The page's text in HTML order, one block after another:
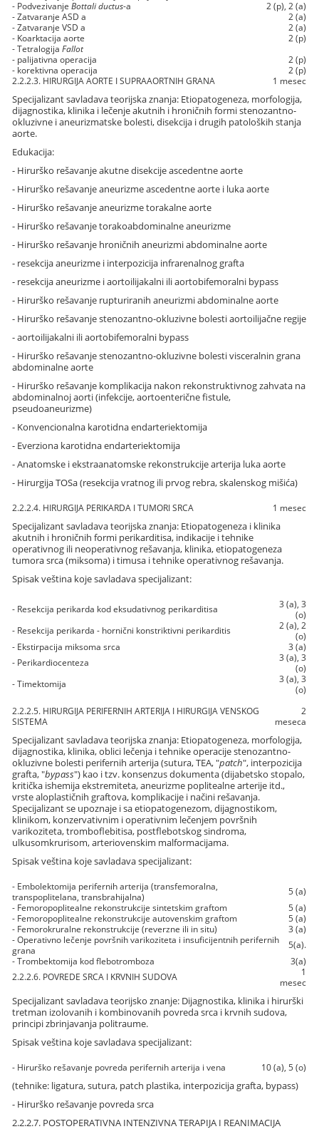
- PodvezivanjeBottali ductus-a
2 (p), 2 (a)
- Zatvaranje ASD a
2 (a)
- Zatvaranje VSD a
2 (a)
- Koarktacija aorte
2 (p)
- TetralogijaFallot
- palijativna operacija
2 (p)
- korektivna operacija
2 (p)
2.2.2.3. HIRURGIJA AORTE I SUPRAAORTNIH GRANA
1 mesec
Specijalizant savladava teorijska znanja: Etiopatogeneza, morfologija,
dijagnostika, klinika i lečenje akutnih i hroničnih formi stenozantno-
okluzivne i aneurizmatske bolesti, disekcija i drugih patoloških stanja
aorte.
Edukacija:
- Hirurško rešavanje akutne disekcije ascedentne aorte
- Hirurško rešavanje aneurizme ascedentne aorte i luka aorte
- Hirurško rešavanje aneurizme torakalne aorte
- Hirurško rešavanje torakoabdominalne aneurizme
- Hirurško rešavanje hroničnih aneurizmi abdominalne aorte
- resekcija aneurizme i interpozicija infrarenalnog grafta
- resekcija aneurizme i aortoilijakalni ili aortobifemoralni bypass
- Hirurško rešavanje rupturiranih aneurizmi abdominalne aorte
- Hirurško rešavanje stenozantno-okluzivne bolesti aortoilijačne regije
- aortoilijakalni ili aortobifemoralni bypass
- Hirurško rešavanje stenozantno-okluzivne bolesti visceralnin grana
abdominalne aorte
- Hirurško rešavanje komplikacija nakon rekonstruktivnog zahvata na
abdominalnoj aorti (infekcije, aortoenterične fistule,
pseudoaneurizme)
- Konvencionalna karotidna endarteriektomija
- Everziona karotidna endarteriektomija
- Anatomske i ekstraanatomske rekonstrukcije arterija luka aorte
- Hirurgija TOSa (resekcija vratnog ili prvog rebra, skalenskog mišića)
2.2.2.4. HIRURGIJA PERIKARDA I TUMORI SRCA 1 mesec
Specijalizant savladava teorijska znanja: Etiopatogeneza i klinika
akutnih i hroničnih formi perikarditisa, indikacije i tehnike
operativnog ili neoperativnog rešavanja, klinika, etiopatogeneza
tumora srca (miksoma) i timusa i tehnike operativnog rešavanja.
Spisak veština koje savladava specijalizant:
- Resekcija perikarda kod eksudativnog perikarditisa
3 (a), 3
(o)
- Resekcija perikarda - hornični konstriktivni perikarditis
2 (a), 2
(o)
- Ekstirpacija miksoma srca
3 (a)
- Perikardiocenteza
3 (a), 3
(o)
- Timektomija
3 (a), 3
(o)
2.2.2.5. HIRURGIJA PERIFERNIH ARTERIJA I HIRURGIJA VENSKOG
SISTEMA
2
meseca
Specijalizant savladava teorijska znanja: Etiopatogeneza, morfologija,
dijagnostika, klinika, oblici lečenja i tehnike operacije stenozantno-
okluzivne bolesti perifernih arterija (sutura, TEA, "patch", interpozicija
grafta, "bypass") kao i tzv. konsenzus dokumenta (dijabetsko stopalo,
kritička ishemija ekstremiteta, aneurizme poplitealne arterije itd.,
vrste aloplastičnih graftova, komplikacije i načini rešavanja.
Specijalizant se upoznaje i sa etiopatogenezom, dijagnostikom,
klinikom, konzervativnim i operativnim lečenjem površnih
varikoziteta, tromboflebitisa, postflebotskog sindroma,
ulkusomkrurisom, arteriovenskim malformacijama.
Spisak veština koje savladava specijalizant:
- Embolektomija perifernih arterija (transfemoralna,
transpoplitelana, transbrahijalna)
5 (a)
- Femoropoplitealne rekonstrukcije sintetskim graftom
5 (a)
- Femoropoplitealne rekonstrukcije autovenskim graftom
5 (a)
- Femorokruralne rekonstrukcije (reverzne ili in situ)
3 (a)
- Operativno lečenje površnih varikoziteta i insuficijentnih perifernih
grana
5(a).
- Trombektomija kod flebotromboza
3(a)
2.2.2.6. POVREDE SRCA I KRVNIH SUDOVA
1
mesec
Specijalizant savladava teorijsko znanje: Dijagnostika, klinika i hirurški
tretman izolovanih i kombinovanih povreda srca i krvnih sudova,
principi zbrinjavanja politraume.
Spisak veština koje savladava specijalizant:
- Hirurško rešavanje povreda perifernih arterija i vena 10 (a), 5 (o)
(tehnike: ligatura, sutura, patch plastika, interpozicija grafta, bypass)
- Hirurško rešavanje povreda srca
2.2.2.7. POSTOPERATIVNA INTENZIVNA TERAPIJA I REANIMACIJA